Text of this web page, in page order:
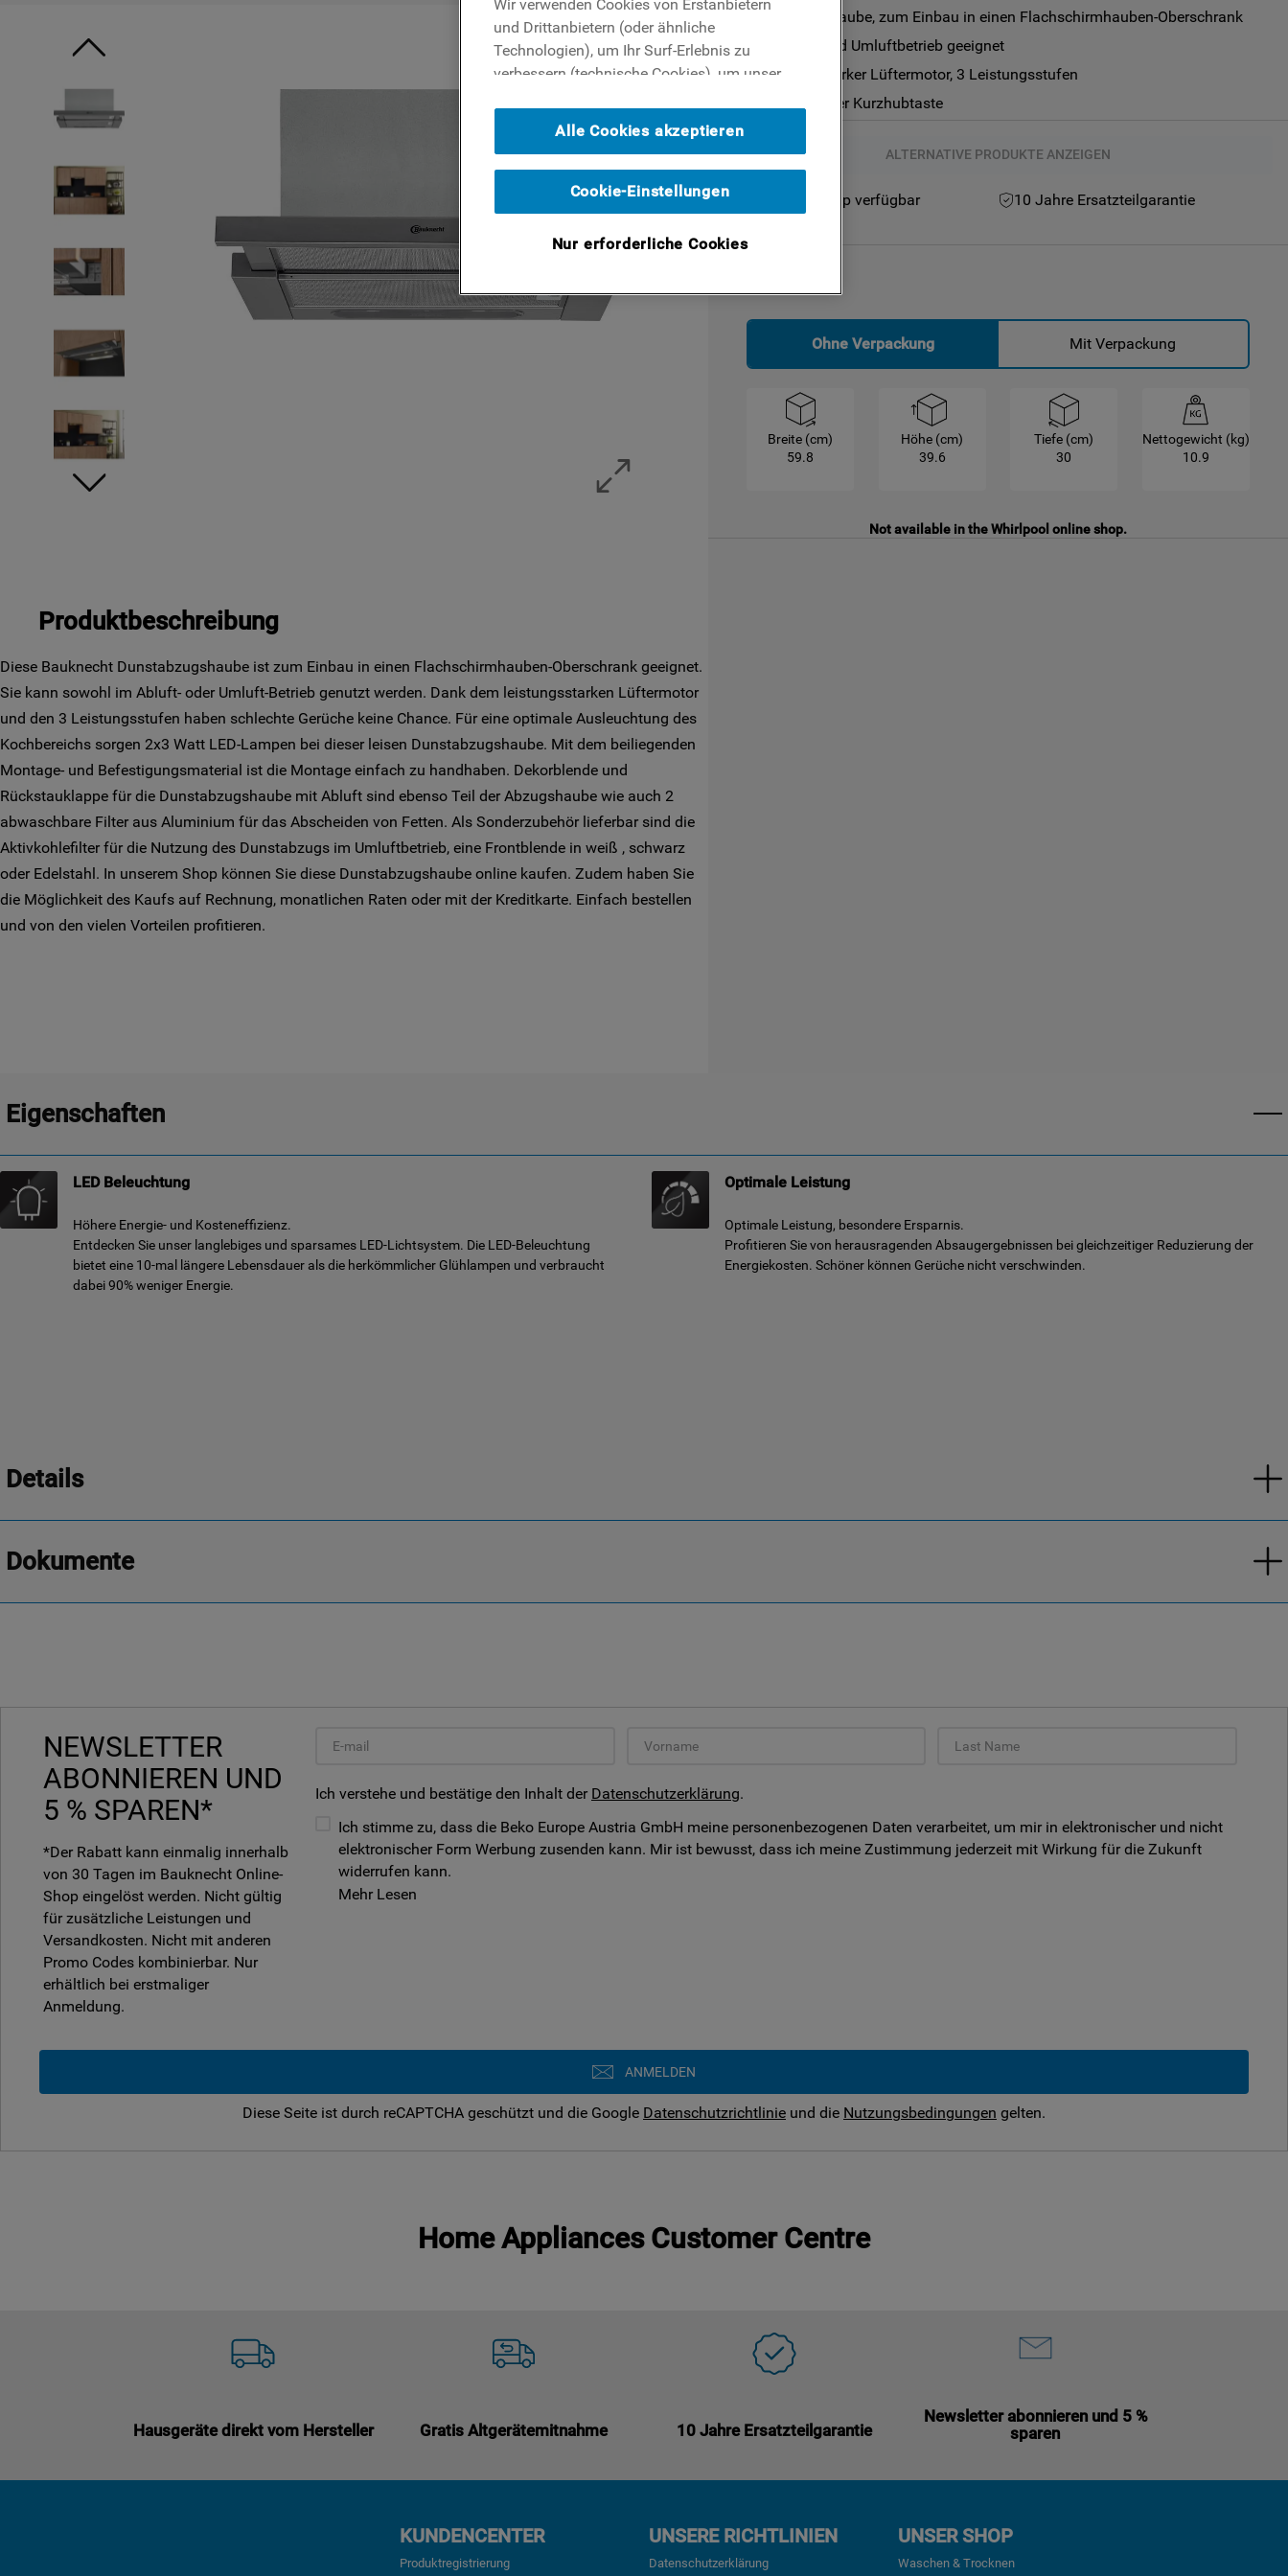
Produktbeschreibung
Diese Bauknecht Dunstabzugshaube ist zum Einbau in einen Flachschirmhauben-Oberschrank geeignet.
Sie kann sowohl im Abluft- oder Umluft-Betrieb genutzt werden. Dank dem leistungsstarken Lüftermotor
und den 3 Leistungsstufen haben schlechte Gerüche keine Chance. Für eine optimale Ausleuchtung des
Kochbereichs sorgen 2x3 Watt LED-Lampen bei dieser leisen Dunstabzugshaube. Mit dem beiliegenden
Montage- und Befestigungsmaterial ist die Montage einfach zu handhaben. Dekorblende und
Rückstauklappe für die Dunstabzugshaube mit Abluft sind ebenso Teil der Abzugshaube wie auch 2
abwaschbare Filter aus Aluminium für das Abscheiden von Fetten. Als Sonderzubehör lieferbar sind die
Aktivkohlefilter für die Nutzung des Dunstabzugs im Umluftbetrieb, eine Frontblende in weiß , schwarz
oder Edelstahl. In unserem Shop können Sie diese Dunstabzugshaube online kaufen. Zudem haben Sie
die Möglichkeit des Kaufs auf Rechnung, monatlichen Raten oder mit der Kreditkarte. Einfach bestellen
und von den vielen Vorteilen profitieren.
Flachschirmhaube, zum Einbau in einen Flachschirmhauben-Oberschrank
Für Abluft- und Umluftbetrieb geeignet
1 leistungsstarker Lüftermotor, 3 Leistungsstufen
Steuerung über Kurzhubtaste
ALTERNATIVE PRODUKTE ANZEIGEN
Nicht im Online Shop verfügbar 10 Jahre Ersatzteilgarantie
Ohne Verpackung Mit Verpackung
Breite (cm)
59.8
Höhe (cm)
39.6
Tiefe (cm)
30
Nettogewicht (kg)
10.9
Not available in the Whirlpool online shop.
Eigenschaften
LED Beleuchtung
Höhere Energie- und Kosteneffizienz.
Entdecken Sie unser langlebiges und sparsames LED-Lichtsystem. Die LED-Beleuchtung
bietet eine 10-mal längere Lebensdauer als die herkömmlicher Glühlampen und verbraucht
dabei 90% weniger Energie.
Optimale Leistung
Optimale Leistung, besondere Ersparnis.
Profitieren Sie von herausragenden Absaugergebnissen bei gleichzeitiger Reduzierung der
Energiekosten. Schöner können Gerüche nicht verschwinden.
Details
Dokumente
NEWSLETTER
ABONNIEREN UND
5 % SPAREN*
*Der Rabatt kann einmalig innerhalb
von 30 Tagen im Bauknecht Online-
Shop eingelöst werden. Nicht gültig
für zusätzliche Leistungen und
Versandkosten. Nicht mit anderen
Promo Codes kombinierbar. Nur
erhältlich bei erstmaliger
Anmeldung.
Ich verstehe und bestätige den Inhalt der Datenschutzerklärung.
Ich stimme zu, dass die Beko Europe Austria GmbH meine personenbezogenen Daten verarbeitet, um mir in elektronischer und nicht
elektronischer Form Werbung zusenden kann. Mir ist bewusst, dass ich meine Zustimmung jederzeit mit Wirkung für die Zukunft
widerrufen kann.
Mehr Lesen
ANMELDEN
Diese Seite ist durch reCAPTCHA geschützt und die Google Datenschutzrichtlinie und die Nutzungsbedingungen gelten.
Home Appliances Customer Centre
Hausgeräte direkt vom Hersteller Gratis Altgerätemitnahme 10 Jahre Ersatzteilgarantie
Newsletter abonnieren und 5 %
sparen
KUNDENCENTER
Produktregistrierung
UNSERE RICHTLINIEN
Datenschutzerklärung
UNSER SHOP
Waschen & Trocknen
Wir verwenden Cookies von Erstanbietern
und Drittanbietern (oder ähnliche
Technologien), um Ihr Surf-Erlebnis zu
verbessern (technische Cookies), um unser
Surf-Aktivitäten und Interessen anzubieten
Schaltfläche ICH AKZEPTIERE COOKIES""
klicken, stimmen Sie der Verwendung all
unserer Cookies und der Weitergabe Ihrer
einstellen und unsere Cookie-Richtlinie
einsehen möchten (Link hinzufügen),
MEINE PRÄFERENZ EINSTELLEN. Wenn Sie
Alle Cookies akzeptieren
Cookie-Einstellungen
Nur erforderliche Cookies
indesit geschirrspüler